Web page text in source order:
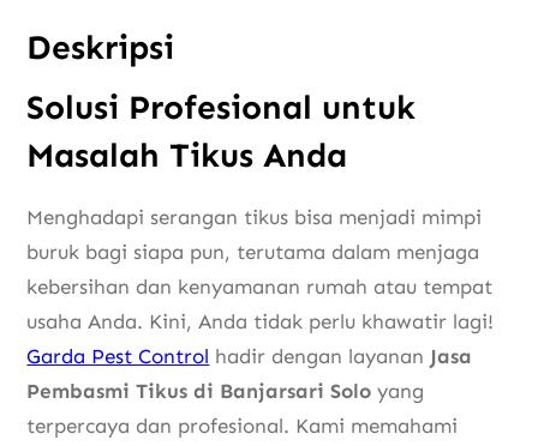
Deskripsi
Solusi Profesional untuk
Masalah Tikus Anda
Menghadapi serangan tikus bisa menjadi mimpi
buruk bagi siapa pun, terutama dalam menjaga
kebersihan dan kenyamanan rumah atau tempat
usaha Anda. Kini, Anda tidak perlu khawatir lagi!
Garda Pest Control hadir dengan layanan Jasa
Pembasmi Tikus di Banjarsari Solo yang
terpercaya dan profesional. Kami memahami